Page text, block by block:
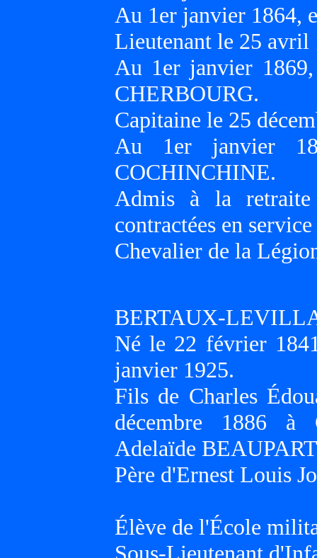
Au 1er janvier 1864,
Lieutenant le 25 avril
Au 1er janvier
CHERBOURG.
Capitaine le 25
Au 1er janvier
COCHINCHINE.
Admis à la
contractées en
Chevalier de la
BERTAUX-
Né le 22 février
janvier 1925.
Fils de Charles
décembre 1886 à
Adelaïde
Père d'Ernest Louis
Élève de l'École